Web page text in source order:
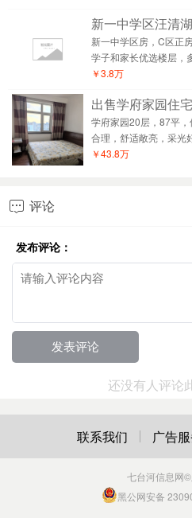
新一中学区汪清
新一中学区房，C区正
学子和家长优选楼层，
￥3.8万
出售学府家园住宅
学府家园20层，87平
合理，舒适敞亮，采光
￥43.8万
 评论
发布评论：
还没有人评论
联系我们 广告
七台河信息网©
黑公网安备